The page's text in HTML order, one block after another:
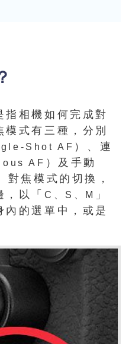
指相機如何完成對
式有三種，分別
Shot AF ）、連
AF ）及手動
對焦模式的切換，
以「 C、S、 M
」
內的選單中，或是